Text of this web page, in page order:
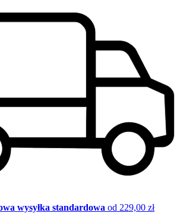
wysyłka standardowa od 229,00 zł